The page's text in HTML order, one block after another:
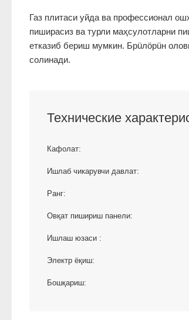
Газ плитаси уйда ва профессионал
пиширасиз ва турли маҳсулотларни
етказиб бериш мумкин. Брüлöрüн
солинади.
Технические
Кафолат:
Ишлаб чикарувчи давлат:
Ранг:
Овқат пишириш панели:
Ишлаш юзаси :
Электр ёқиш:
Бошқариш: